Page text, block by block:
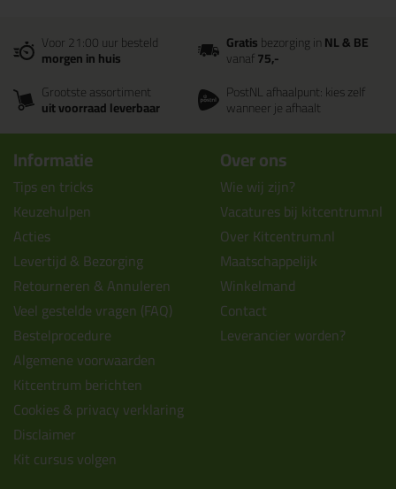
Voor 21:00 uur besteld
morgen in huis
Gratisbezorging inNL & BE
vanaf75,-
Grootste assortiment
uit voorraad leverbaar
PostNL afhaalpunt: kies zelf
wanneer je afhaalt
Informatie
Tips en tricks
Keuzehulpen
Acties
Levertijd & Bezorging
Retourneren & Annuleren
Veel gestelde vragen (FAQ)
Bestelprocedure
Algemene voorwaarden
Kitcentrum berichten
Cookies & privacy verklaring
Disclaimer
Kit cursus volgen
Over ons
Wie wij zijn?
Vacatures bij kitcentrum.nl
Over Kitcentrum.nl
Maatschappelijk
Winkelmand
Contact
Leverancier worden?